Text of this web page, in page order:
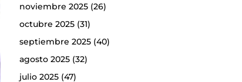
noviembre 2025(26)
octubre 2025(31)
septiembre 2025(40)
agosto 2025(32)
julio 2025(47)